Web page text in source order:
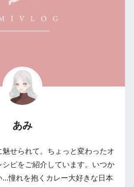
あみ
せられて。ちょっと変わったオ
シピをご紹介しています。いつか
憧れを抱くカレー大好きな日本